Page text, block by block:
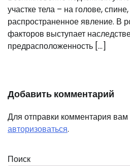
участке тела – на голове,
распространенное явление. В
факторов выступает
предрасположенность […]
Добавить комментарий
Для отправки комментария
авторизоваться.
Поиск